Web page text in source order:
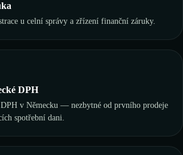
u celní správy a zřízení finanční záruky.
DPH
v Německu — nezbytné od prvního prodeje
spotřební dani.